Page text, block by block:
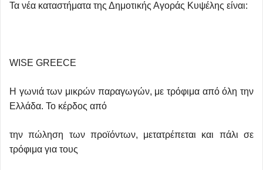
Τα νέα καταστήματα της Δημοτικής Αγοράς Κυψέλης είναι:
WISE GREECE
Η γωνιά των μικρών παραγωγών, με τρόφιμα από όλη την
Ελλάδα. Το κέρδος από
την πώληση των προϊόντων, μετατρέπεται και πάλι σε
τρόφιμα για τους